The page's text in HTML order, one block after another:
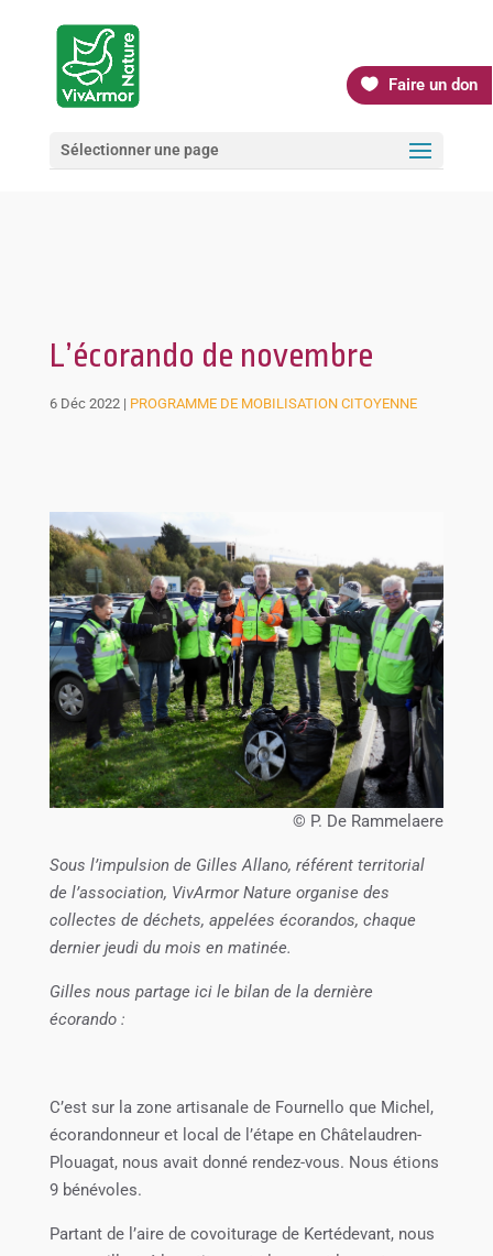
Faire un don
Sélectionner une page
L’écorando de novembre
6 Déc 2022| PROGRAMME DE MOBILISATION CITOYENNE
© P. De Rammelaere
Sous l’impulsion de Gilles Allano, référent territorial
de l’association, VivArmor Nature organise des
collectes de déchets, appelées écorandos, chaque
dernier jeudi du mois en matinée.
Gilles nous partage ici le bilan de la dernière
écorando :
C’est sur la zone artisanale de Fournello que Michel,
écorandonneur et local de l’étape en Châtelaudren-
Plouagat, nous avait donné rendez-vous. Nous étions
9 bénévoles.
Partant de l’aire de covoiturage de Kertédevant, nous